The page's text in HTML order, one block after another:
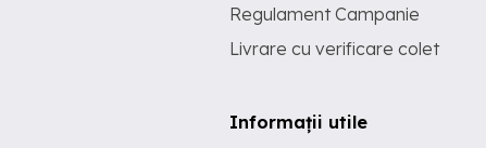
Regulament Campanie
Livrare cu verificare colet
Informații utile